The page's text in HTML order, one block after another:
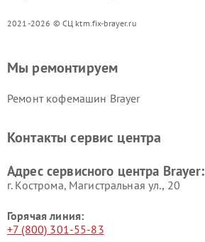
2021-2026 © СЦ ktm.fix-brayer.ru
Мы ремонтируем
Ремонт кофемашин Brayer
Контакты сервис центра
Адрес сервисного центра Brayer:
г. Кострома, Магистральная ул., 20
Горячая линия:
+7 (800) 301-55-83